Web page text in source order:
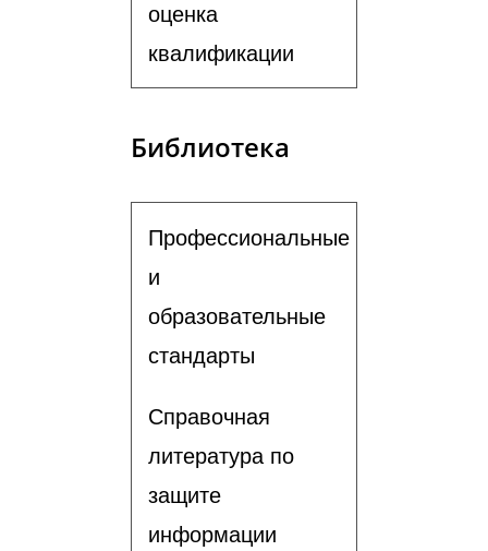
оценка
квалификации
Библиотека
Профессиональные
и
образовательные
стандарты
Справочная
литература по
защите
информации